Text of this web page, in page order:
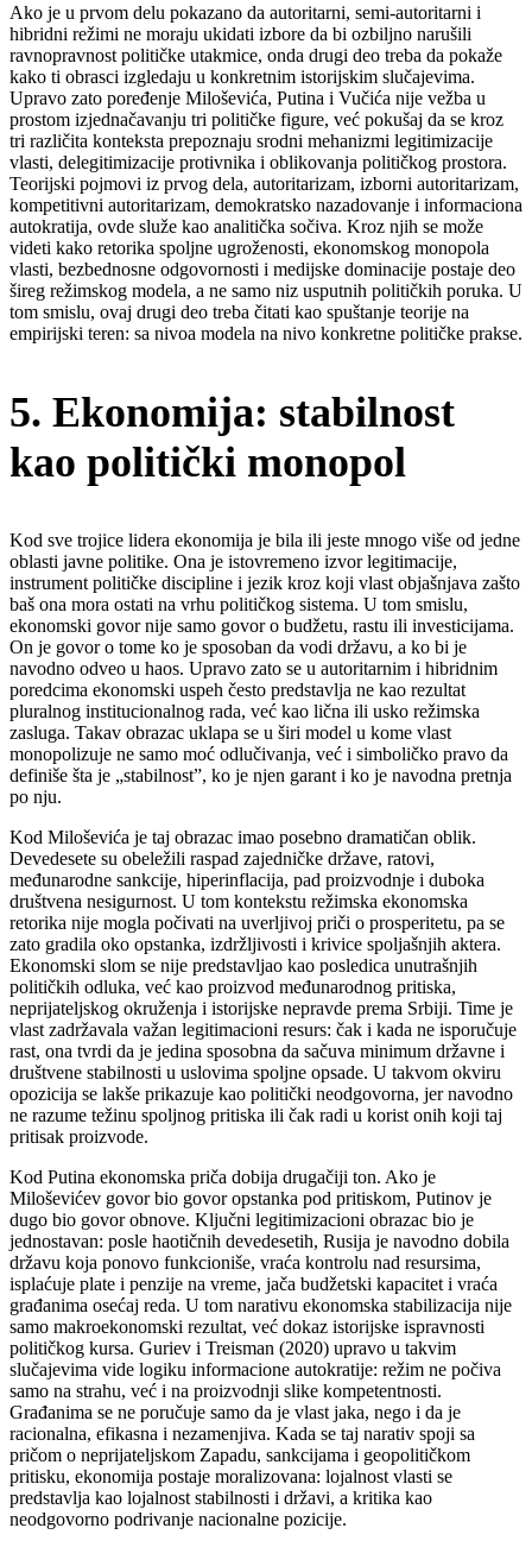
Ako je u prvom delu pokazano da autoritarni, semi-autoritarni i
hibridni režimi ne moraju ukidati izbore da bi ozbiljno narušili
ravnopravnost političke utakmice, onda drugi deo treba da pokaže
kako ti obrasci izgledaju u konkretnim istorijskim slučajevima.
Upravo zato poređenje Miloševića, Putina i Vučića nije vežba u
prostom izjednačavanju tri političke figure, već pokušaj da se kroz
tri različita konteksta prepoznaju srodni mehanizmi legitimizacije
vlasti, delegitimizacije protivnika i oblikovanja političkog prostora.
Teorijski pojmovi iz prvog dela, autoritarizam, izborni autoritarizam,
kompetitivni autoritarizam, demokratsko nazadovanje i informaciona
autokratija, ovde služe kao analitička sočiva. Kroz njih se može
videti kako retorika spoljne ugroženosti, ekonomskog monopola
vlasti, bezbednosne odgovornosti i medijske dominacije postaje deo
šireg režimskog modela, a ne samo niz usputnih političkih poruka. U
tom smislu, ovaj drugi deo treba čitati kao spuštanje teorije na
empirijski teren: sa nivoa modela na nivo konkretne političke prakse.
5. Ekonomija: stabilnost
kao politički monopol
Kod sve trojice lidera ekonomija je bila ili jeste mnogo više od jedne
oblasti javne politike. Ona je istovremeno izvor legitimacije,
instrument političke discipline i jezik kroz koji vlast objašnjava zašto
baš ona mora ostati na vrhu političkog sistema. U tom smislu,
ekonomski govor nije samo govor o budžetu, rastu ili investicijama.
On je govor o tome ko je sposoban da vodi državu, a ko bi je
navodno odveo u haos. Upravo zato se u autoritarnim i hibridnim
poredcima ekonomski uspeh često predstavlja ne kao rezultat
pluralnog institucionalnog rada, već kao lična ili usko režimska
zasluga. Takav obrazac uklapa se u širi model u kome vlast
monopolizuje ne samo moć odlučivanja, već i simboličko pravo da
definiše šta je „stabilnost”, ko je njen garant i ko je navodna pretnja
po nju.
Kod Miloševića je taj obrazac imao posebno dramatičan oblik.
Devedesete su obeležili raspad zajedničke države, ratovi,
međunarodne sankcije, hiperinflacija, pad proizvodnje i duboka
društvena nesigurnost. U tom kontekstu režimska ekonomska
retorika nije mogla počivati na uverljivoj priči o prosperitetu, pa se
zato gradila oko opstanka, izdržljivosti i krivice spoljašnjih aktera.
Ekonomski slom se nije predstavljao kao posledica unutrašnjih
političkih odluka, već kao proizvod međunarodnog pritiska,
neprijateljskog okruženja i istorijske nepravde prema Srbiji. Time je
vlast zadržavala važan legitimacioni resurs: čak i kada ne isporučuje
rast, ona tvrdi da je jedina sposobna da sačuva minimum državne i
društvene stabilnosti u uslovima spoljne opsade. U takvom okviru
opozicija se lakše prikazuje kao politički neodgovorna, jer navodno
ne razume težinu spoljnog pritiska ili čak radi u korist onih koji taj
pritisak proizvode.
Kod Putina ekonomska priča dobija drugačiji ton. Ako je
Miloševićev govor bio govor opstanka pod pritiskom, Putinov je
dugo bio govor obnove. Ključni legitimizacioni obrazac bio je
jednostavan: posle haotičnih devedesetih, Rusija je navodno dobila
državu koja ponovo funkcioniše, vraća kontrolu nad resursima,
isplaćuje plate i penzije na vreme, jača budžetski kapacitet i vraća
građanima osećaj reda. U tom narativu ekonomska stabilizacija nije
samo makroekonomski rezultat, već dokaz istorijske ispravnosti
političkog kursa. Guriev i Treisman (2020) upravo u takvim
slučajevima vide logiku informacione autokratije: režim ne počiva
samo na strahu, već i na proizvodnji slike kompetentnosti.
Građanima se ne poručuje samo da je vlast jaka, nego i da je
racionalna, efikasna i nezamenjiva. Kada se taj narativ spoji sa
pričom o neprijateljskom Zapadu, sankcijama i geopolitičkom
pritisku, ekonomija postaje moralizovana: lojalnost vlasti se
predstavlja kao lojalnost stabilnosti i državi, a kritika kao
neodgovorno podrivanje nacionalne pozicije.